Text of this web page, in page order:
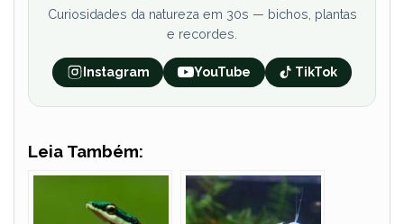
Curiosidades da natureza em 30s — bichos, plantas
e recordes.
Instagram YouTube TikTok
Leia Também: